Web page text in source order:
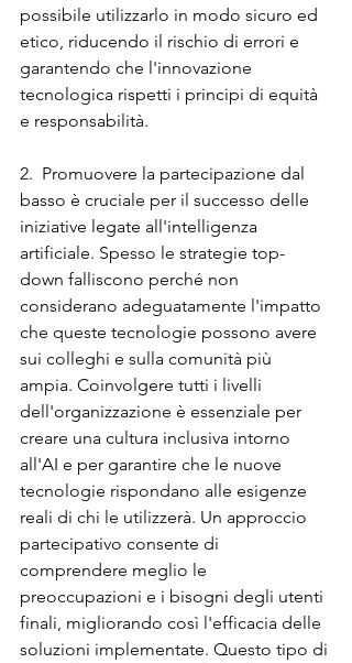
possibile utilizzarlo in modo sicuro ed
etico, riducendo il rischio di errori e
garantendo che l'innovazione
tecnologica rispetti i principi di equità
e responsabilità.
2.  Promuovere la partecipazione dal
basso è cruciale per il successo delle
iniziative legate all'intelligenza
artificiale. Spesso le strategie top-
down falliscono perché non
considerano adeguatamente l'impatto
che queste tecnologie possono avere
sui colleghi e sulla comunità più
ampia. Coinvolgere tutti i livelli
dell'organizzazione è essenziale per
creare una cultura inclusiva intorno
all'AI e per garantire che le nuove
tecnologie rispondano alle esigenze
reali di chi le utilizzerà. Un approccio
partecipativo consente di
comprendere meglio le
preoccupazioni e i bisogni degli utenti
finali, migliorando così l'efficacia delle
soluzioni implementate. Questo tipo di